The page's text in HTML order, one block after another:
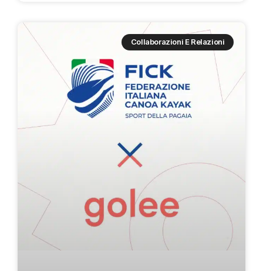
Collaborazioni E Relazioni